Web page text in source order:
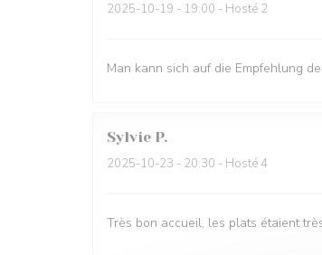
2025-10-19 - 19:00 - Hosté 2
Man kann sich auf die Empfehlung
Sylvie P
2025-10-23 - 20:30 - Hosté 4
Très bon accueil, les plats étaient